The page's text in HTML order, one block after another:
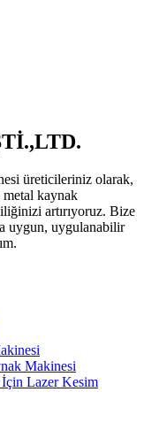
üreticileriniz olarak,
metal kaynak
artırıyoruz. Bize
uygun, uygulanabilir
Makinesi
Lazer Kesim